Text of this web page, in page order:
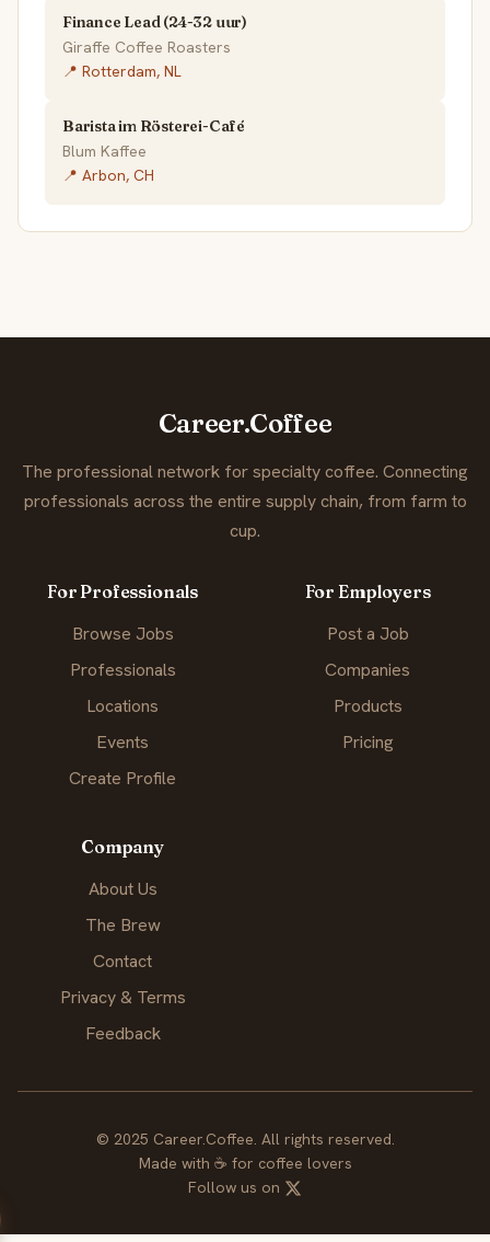
Finance Lead (24-32 uur)
Giraffe Coffee Roasters
📍 Rotterdam, NL
Barista im Rösterei-Café
Blum Kaffee
📍 Arbon, CH
Career.Coffee
The professional network for specialty coffee. Connecting
professionals across the entire supply chain, from farm to
cup.
For Professionals
Browse Jobs
Professionals
Locations
Events
Create Profile
For Employers
Post a Job
Companies
Products
Pricing
Company
About Us
The Brew
Contact
Privacy & Terms
Feedback
© 2025 Career.Coffee. All rights reserved.
Made with ☕ for coffee lovers
Follow us on